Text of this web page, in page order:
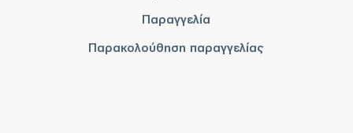
Παραγγελία
Παρακολούθηση παραγγελίας